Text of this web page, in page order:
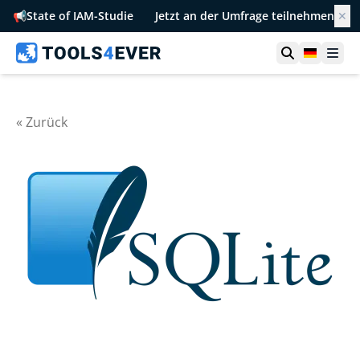
📢State of IAM-Studie Jetzt an der Umfrage teilnehmen ✕
Suche
« Zurück